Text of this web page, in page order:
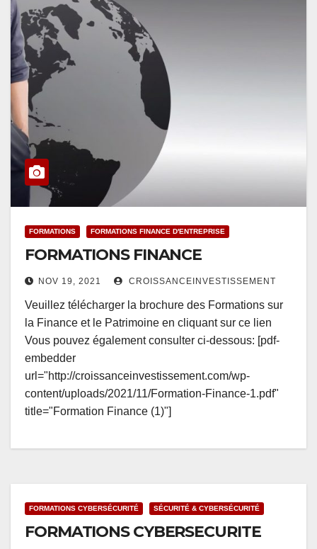
FORMATIONS FORMATIONS FINANCE D'ENTREPRISE
FORMATIONS FINANCE
NOV 19, 2021 CROISSANCEINVESTISSEMENT
Veuillez télécharger la brochure des Formations sur
la Finance et le Patrimoine en cliquant sur ce lien
Vous pouvez également consulter ci-dessous: [pdf-
embedder
url="http://croissanceinvestissement.com/wp-
content/uploads/2021/11/Formation-Finance-1.pdf"
title="Formation Finance (1)"] ​
FORMATIONS CYBERSÉCURITÉ SÉCURITÉ & CYBERSÉCURITÉ
FORMATIONS CYBERSECURITE